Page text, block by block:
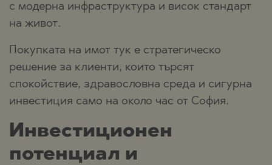
с модерна инфраструктура и висок стандарт
на живот.
Покупката на имот тук е стратегическо
решение за клиенти, които търсят
спокойствие, здравословна среда и сигурна
инвестиция само на около час от София.
Инвестиционен
потенциал и